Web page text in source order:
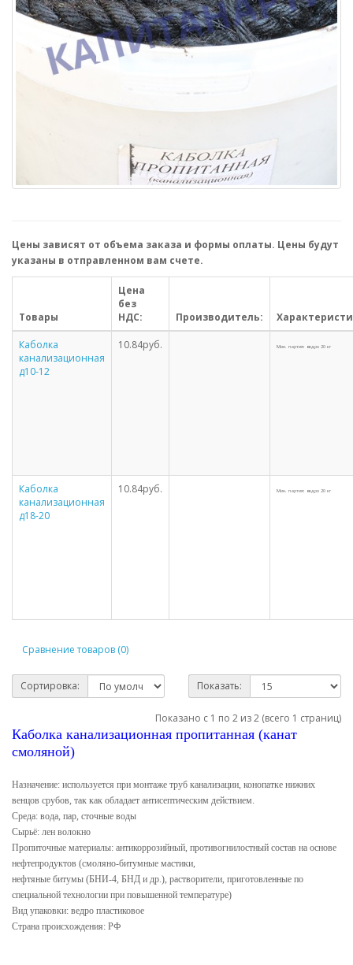
Цены зависят от объема заказа и формы оплаты. Цены будут
указаны в отправленном вам счете.
Товары
Цена
без
НДС:
Производитель:
Каболка
канализационная
д10-12
10.84руб. Мин. партия: ведро 20 кг
Каболка
канализационная
д18-20
10.84руб. Мин. партия: ведро 20 кг
Сравнение товаров (0)
Сортировка: Показать:
Показано с 1 по 2 из 2 (всего 1 страниц)
Каболка канализационная пропитанная (канат
смоляной)
Назначение: используется при монтаже труб канализации, конопатке нижних
венцов срубов, так как обладает антисептическим действием.
Среда: вода, пар, сточные воды
Сырьё: лен волокно
Пропиточные материалы: антикоррозийный, противогнилостный состав на основе
нефтепродуктов (смоляно-битумные мастики,
нефтяные битумы (БНИ-4, БНД и др.), растворители, приготовленные по
специальной технологии при повышенной температуре)
Вид упаковки: ведро пластиковое
Страна происхождения: РФ